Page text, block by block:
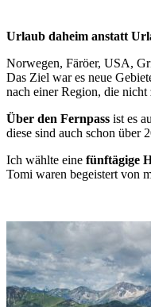
Urlaub daheim anstatt
Norwegen, Färöer, USA,
Das Ziel war es neue
nach einer Region, die
Über den Fernpass ist es
diese sind auch schon über
Ich wählte eine fünftägige
Tomi waren begeistert von